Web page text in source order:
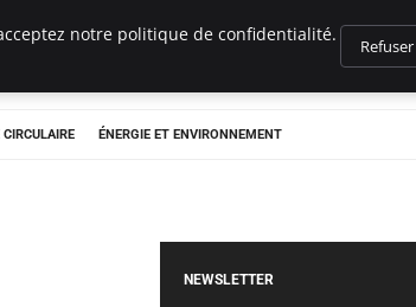
ÉNERGIE ET ENVIRONNEMENT
NEWSLETTER
notre politique de confidentialité.
Refuser